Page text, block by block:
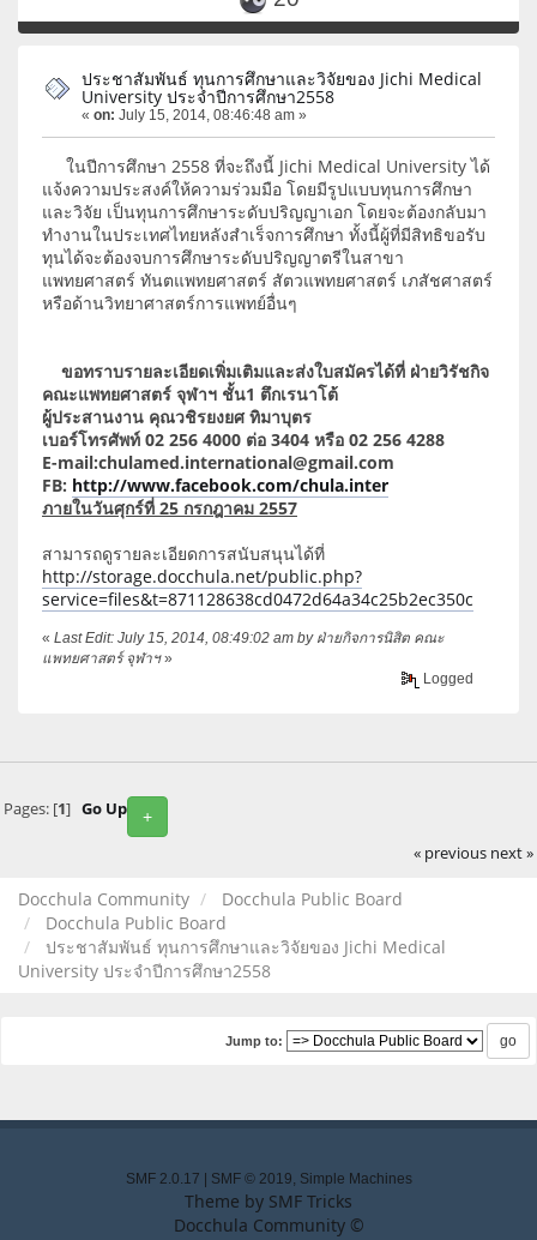
ประชาสัมพันธ์ ทุนการศึกษาและวิจัยของ Jichi Medical
University ประจำปีการศึกษา2558
« on: July 15, 2014, 08:46:48 am »
ในปีการศึกษา 2558 ที่จะถึงนี้ Jichi Medical University ได้
แจ้งความประสงค์ให้ความร่วมมือ โดยมีรูปแบบทุนการศึกษา
และวิจัย เป็นทุนการศึกษาระดับปริญญาเอก โดยจะต้องกลับมา
ทำงานในประเทศไทยหลังสำเร็จการศึกษา ทั้งนี้ผู้ที่มีสิทธิขอรับ
ทุนได้จะต้องจบการศึกษาระดับปริญญาตรีในสาขา
แพทยศาสตร์ ทันตแพทยศาสตร์ สัตวแพทยศาสตร์ เภสัชศาสตร์
หรือด้านวิทยาศาสตร์การแพทย์อื่นๆ
ขอทราบรายละเอียดเพิ่มเติมและส่งใบสมัครได้ที่ ฝ่ายวิรัชกิจ
คณะแพทยศาสตร์ จุฬาฯ ชั้น1 ตึกเรนาโต้
ผู้ประสานงาน คุณวชิรยงยศ ทิมาบุตร
เบอร์โทรศัพท์ 02 256 4000 ต่อ 3404 หรือ 02 256 4288
E-mail:chulamed.international@gmail.com
FB: http://www.facebook.com/chula.inter
ภายในวันศุกร์ที่ 25 กรกฎาคม 2557
สามารถดูรายละเอียดการสนับสนุนได้ที่
http://storage.docchula.net/public.php?
service=files&t=871128638cd0472d64a34c25b2ec350c
« Last Edit: July 15, 2014, 08:49:02 am by ฝ่ายกิจการนิสิต คณะ
แพทยศาสตร์ จุฬาฯ»
Logged
+
Pages: [1] Go Up
« previous next »
Docchula Community
Docchula Public Board
Docchula Public Board
ประชาสัมพันธ์ ทุนการศึกษาและวิจัยของ Jichi Medical
University ประจำปีการศึกษา2558
Jump to:
SMF 2.0.17 | SMF © 2019 Simple Machines
Theme by SMF Tricks
Docchula Community ©